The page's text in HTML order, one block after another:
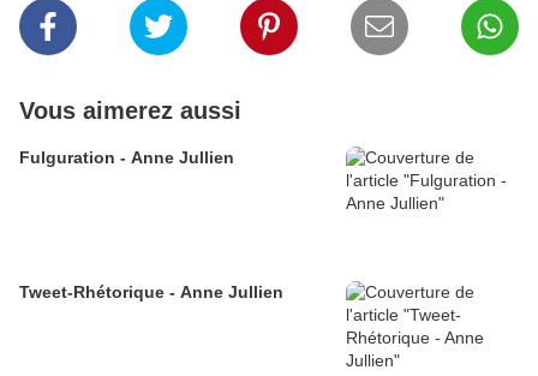
Vous aimerez aussi
Fulguration - Anne Jullien
Tweet-Rhétorique - Anne Jullien